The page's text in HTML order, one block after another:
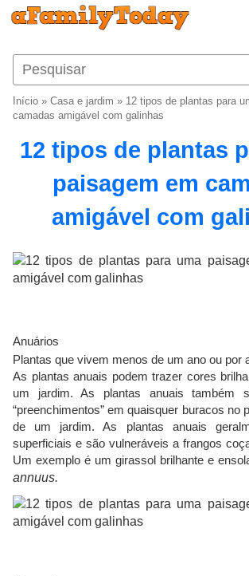
Início » Casa e jardim » 12 tipos de plantas para
camadas amigável com galinhas
12 tipos de plantas
paisagem em
amigável com
Anuários
Plantas que vivem menos de um ano ou por
As plantas anuais podem trazer cores
um jardim. As plantas anuais também
“preenchimentos” em quaisquer buracos no
de um jardim. As plantas anuais
superficiais e são vulneráveis ​​a frangos
Um exemplo é um girassol brilhante e
annuus.